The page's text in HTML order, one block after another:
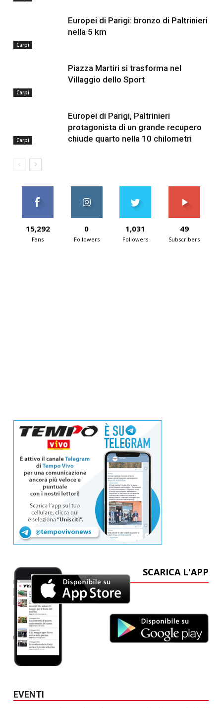
Carpi
Europei di Parigi: bronzo di Paltrinieri
nella 5 km
Carpi
Piazza Martiri si trasforma nel
Villaggio dello Sport
Carpi
Europei di Parigi, Paltrinieri
protagonista di un grande recupero
chiude quarto nella 10 chilometri
15,292
Fans
0
Followers
1,031
Followers
49
Subscribers
SCARICA L'APP
EVENTI